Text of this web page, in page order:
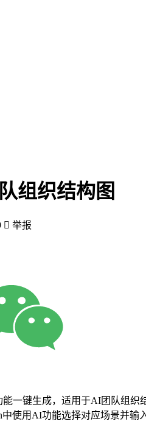
组织结构图
 举报
能一键生成，适用于AI团队组
在ProcessOn中使用AI功能选择对应